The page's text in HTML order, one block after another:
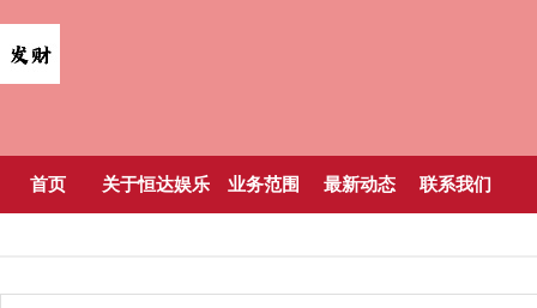
首页 关于恒达娱乐 业务范围 最新动态 联系我们